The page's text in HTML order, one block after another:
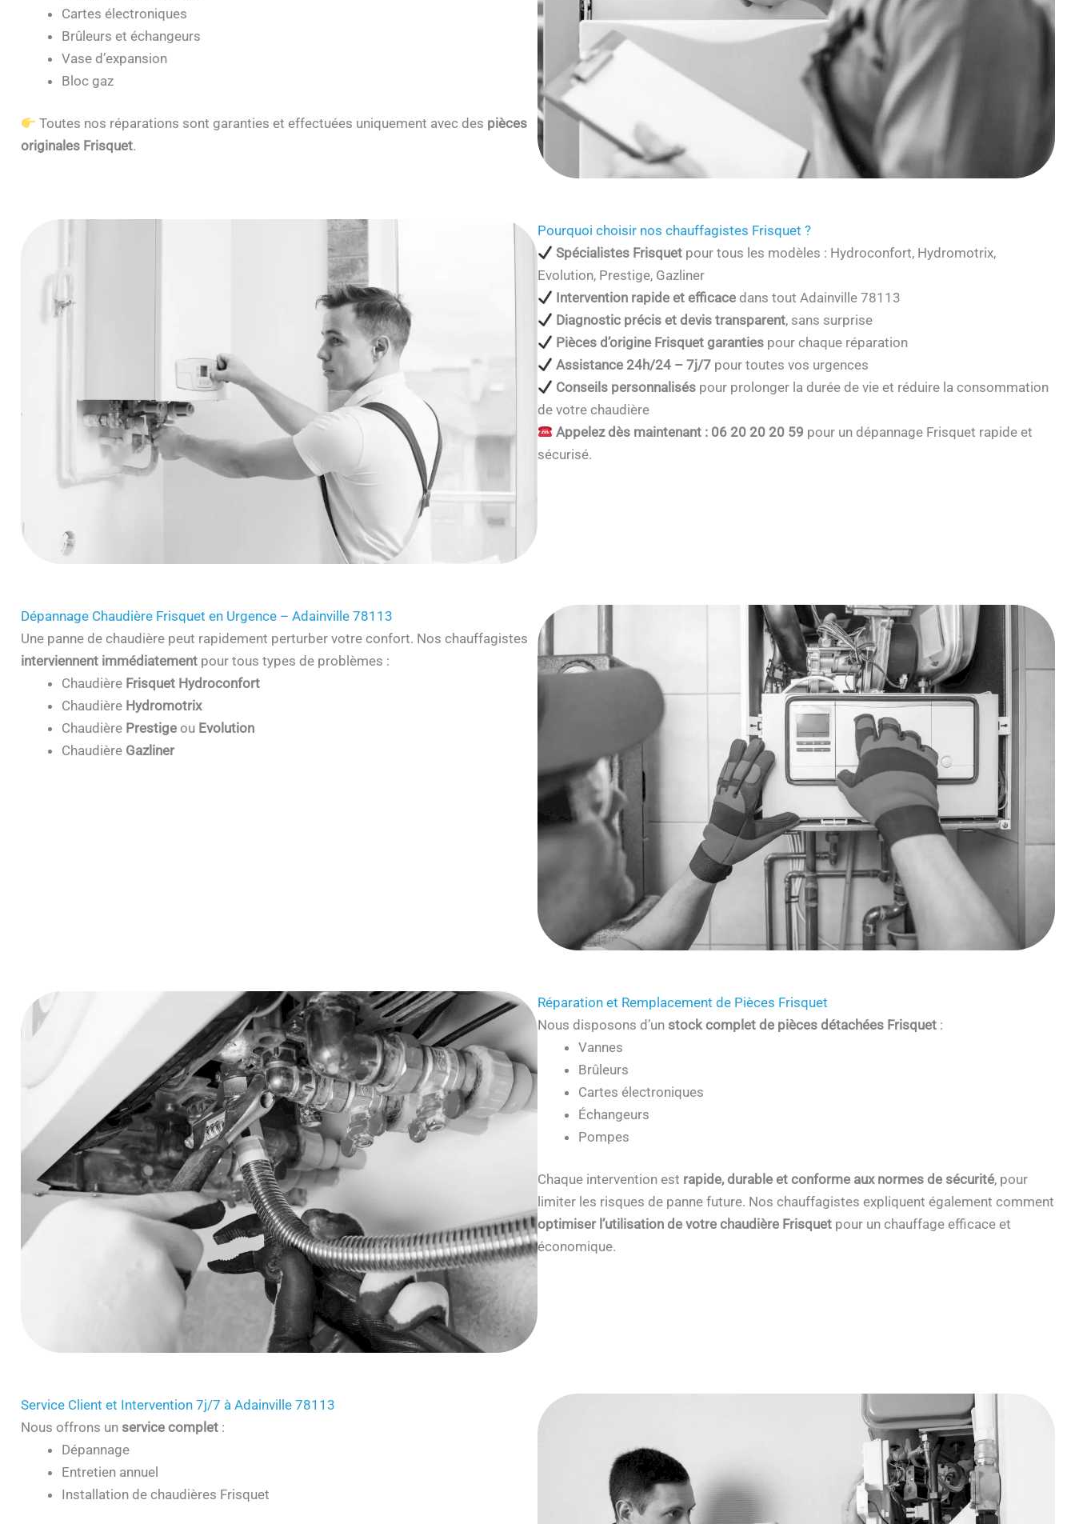
Cartes électroniques
Brûleurs et échangeurs
Vase d’expansion
Bloc gaz
Toutes nos réparations sont garanties et effectuées uniquement avec des pièces
originales Frisquet.
Pourquoi choisir nos chauffagistes Frisquet ?
Spécialistes Frisquet pour tous les modèles : Hydroconfort, Hydromotrix,
Evolution, Prestige, Gazliner
Intervention rapide et efficace dans tout Adainville 78113
Diagnostic précis et devis transparent, sans surprise
Pièces d’origine Frisquet garanties pour chaque réparation
Assistance 24h/24 – 7j/7 pour toutes vos urgences
Conseils personnalisés pour prolonger la durée de vie et réduire la consommation
de votre chaudière
Appelez dès maintenant : 06 20 20 20 59 pour un dépannage Frisquet rapide et
sécurisé.
Dépannage Chaudière Frisquet en Urgence – Adainville 78113
Une panne de chaudière peut rapidement perturber votre confort. Nos chauffagistes
interviennent immédiatementpour tous types de problèmes :
Chaudière Frisquet Hydroconfort
Chaudière Hydromotrix
Chaudière Prestigeou Evolution
Chaudière Gazliner
Réparation et Remplacement de Pièces Frisquet
Nous disposons d’un stock complet de pièces détachées Frisquet :
Vannes
Brûleurs
Cartes électroniques
Échangeurs
Pompes
Chaque intervention est rapide, durable et conforme aux normes de sécurité, pour
limiter les risques de panne future. Nos chauffagistes expliquent également comment
optimiser l’utilisation de votre chaudière Frisquet pour un chauffage efficace et
économique.
Service Client et Intervention 7j/7 à Adainville 78113
Nous offrons un service complet:
Dépannage
Entretien annuel
Installation de chaudières Frisquet